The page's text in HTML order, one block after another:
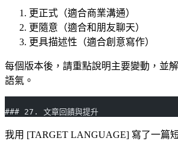
更正式（適合商業溝通）
更隨意（適合和朋友聊天）
更具描述性（適合創意寫作）
每個版本後，請重點說明主要變動，並
語氣。
### 27. 文章回饋與提升
我用 [TARGET LANGUAGE] 寫了一篇短